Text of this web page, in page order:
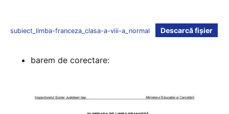
subiect_limba-franceza_clasa-a-viii-a_normal Descarcă fișier
barem de corectare: